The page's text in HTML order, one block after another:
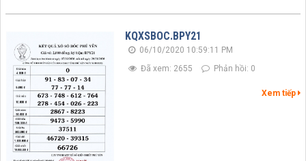
KQXSBOC.BPY21
06/10/2020 10:59:11 PM
Đã xem: 2655
Phản hồi: 0
Xem tiếp